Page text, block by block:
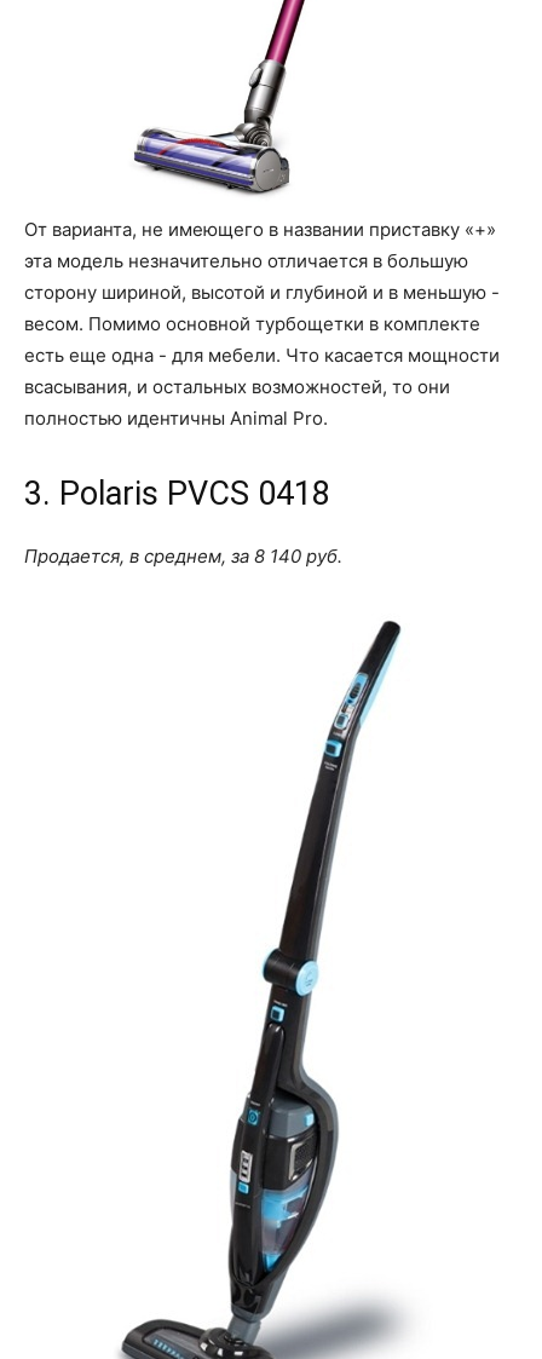
От варианта, не имеющего в названии приставку «+»
эта модель незначительно отличается в большую
сторону шириной, высотой и глубиной и в меньшую -
весом. Помимо основной турбощетки в комплекте
есть еще одна - для мебели. Что касается мощности
всасывания, и остальных возможностей, то они
полностью идентичны Animal Pro.
3. Polaris PVCS 0418
Продается, в среднем, за 8 140 руб.